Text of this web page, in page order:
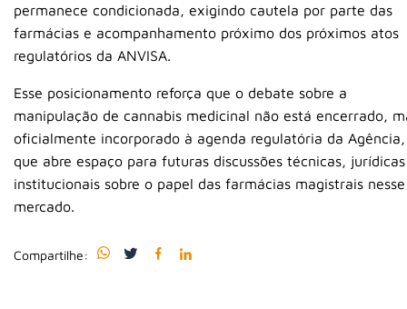
permanece condicionada, exigindo cautela por parte das
farmácias e acompanhamento próximo dos próximos atos
regulatórios da ANVISA.
Esse posicionamento reforça que o debate sobre a
manipulação de cannabis medicinal não está encerrado,
oficialmente incorporado à agenda regulatória da
que abre espaço para futuras discussões técnicas,
institucionais sobre o papel das farmácias magistrais nesse
mercado.
Compartilhe: